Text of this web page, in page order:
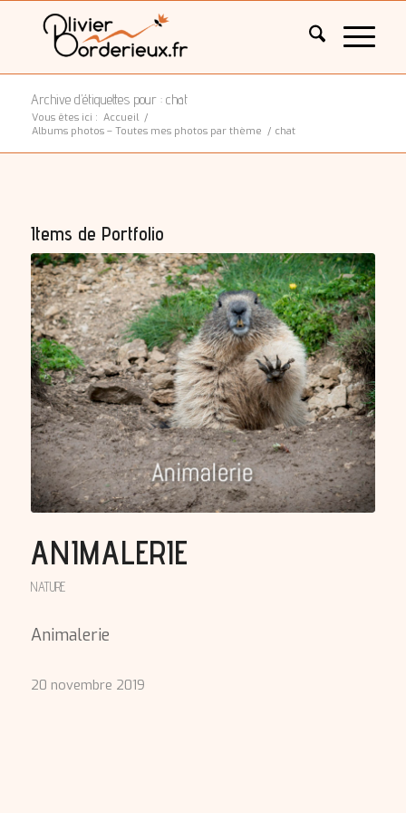
Archive d’étiquettes pour : chat
Vous êtes ici : Accueil /
Albums photos – Toutes mes photos par thème / chat
Items de Portfolio
ANIMALERIE
NATURE
Animalerie
20 novembre 2019